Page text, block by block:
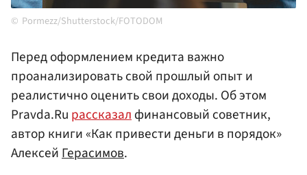
Pormezz/Shutterstock/FOTODOM
Перед оформлением кредита важно
проанализировать свой прошлый опыт и
реалистично оценить свои доходы. Об этом
Pravda.Ru рассказалфинансовый советник,
автор книги «Как привести деньги в порядок»
АлексейГерасимов.